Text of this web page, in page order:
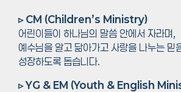
▹ CM (Children’s Ministry)
어린이들이 하나님의 말씀 안에서 자라며,
예수님을 알고 닮아가고 사랑을 나누는 믿
성장하도록 돕습니다.
▹ YG & EM (Youth & English